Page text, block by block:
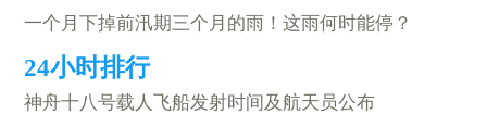
一个月下掉前汛期三个月的雨！这雨何时能停？
神舟十八号载人飞船发射时间及航天员公布